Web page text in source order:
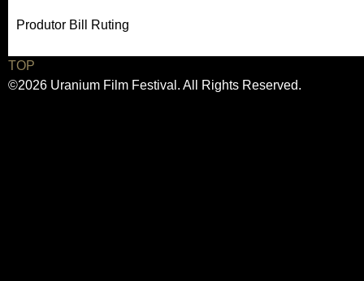
Produtor Bill Ruting
TOP
©2026 Uranium Film Festival. All Rights Reserved.